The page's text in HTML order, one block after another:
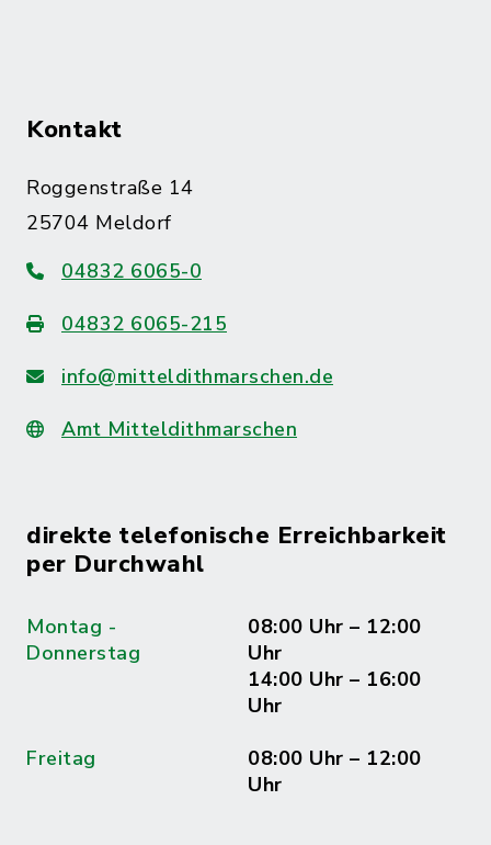
Kontakt
Roggenstraße 14
25704 Meldorf
04832 6065-0
04832 6065-215
info@mitteldithmarschen.de
Amt Mitteldithmarschen
direkte telefonische Erreichbarkeit
per Durchwahl
Montag -
Donnerstag
08:00 Uhr – 12:00
Uhr
14:00 Uhr – 16:00
Uhr
Freitag
08:00 Uhr – 12:00
Uhr